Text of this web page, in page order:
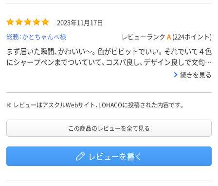
2023年11月17日
総務：かとちゃんぺ様
レビューランク A (224ポイント)
まず届いた瞬間、かわいい～。色がビビットでいい。それでいて４色
にシャープペンまでついていて、コスパ良し、デザイン良しで文句の
続きを見る
※ レビューはアスクルWebサイト、LOHACOに投稿された内容です。
この商品のレビューを全て見る
レビューを書く